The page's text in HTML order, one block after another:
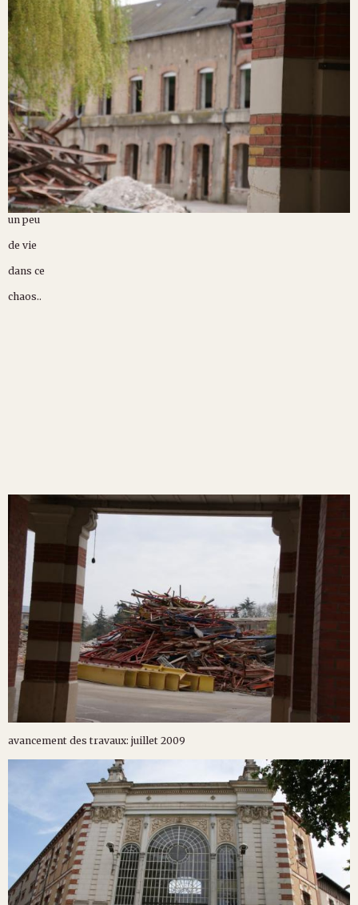
un peu
de vie
dans ce
chaos..
avancement des travaux: juillet 2009